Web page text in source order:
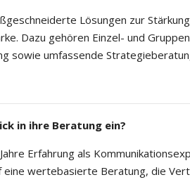
Lösungen zur
Dazu gehören Einzel- und
sowie umfassende
in ihre Beratung ein?
Erfahrung als
eine wertebasierte Beratung, die